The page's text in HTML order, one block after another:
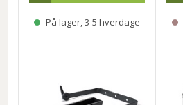
På lager, 3-5 hverdage